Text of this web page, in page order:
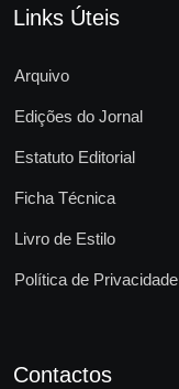
Links Úteis
Arquivo
Edições do Jornal
Estatuto Editorial
Ficha Técnica
Livro de Estilo
Política de Privacidade
Contactos